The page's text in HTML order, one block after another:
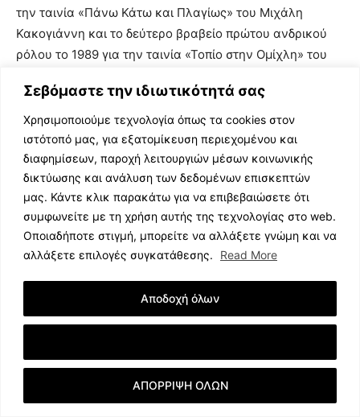
Σεβόμαστε την ιδιωτικότητά σας
Χρησιμοποιούμε τεχνολογία όπως τα cookies στον
ιστότοπό μας, για εξατομίκευση περιεχομένου και
διαφημίσεων, παροχή λειτουργιών μέσων κοινωνικής
δικτύωσης και ανάλυση των δεδομένων επισκεπτών
μας. Κάντε κλικ παρακάτω για να επιβεβαιώσετε ότι
συμφωνείτε με τη χρήση αυτής της τεχνολογίας στο web.
Οποιαδήποτε στιγμή, μπορείτε να αλλάξετε γνώμη και να
αλλάξετε επιλογές συγκατάθεσης.
Read More
ΑΠΟΡΡΙΨΗ ΟΛΩΝ
Αποδοχή όλων
την ταινία «Πάνω Κάτω και Πλαγίως» του Μιχάλη
Κακογιάννη και το δεύτερο βραβείο πρώτου ανδρικού
ρόλου το 1989 για την ταινία «Τοπίο στην Ομίχλη» του
παραδίδει μαθήματα υποκριτικής και αυτοβελτίωσης.